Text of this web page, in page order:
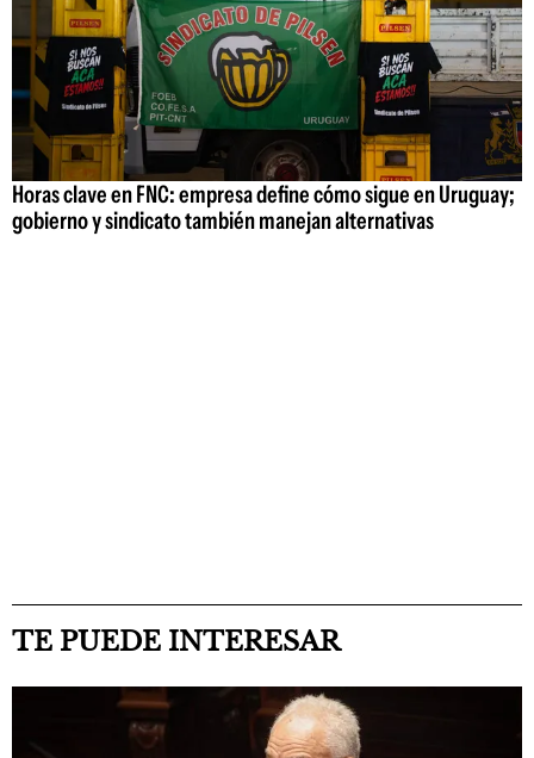
Horas clave en FNC: empresa define cómo sigue en Uruguay;
gobierno y sindicato también manejan alternativas
TE PUEDE INTERESAR